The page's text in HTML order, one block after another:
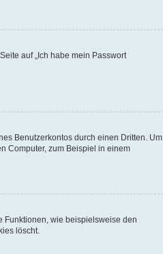
auf „Ich habe mein Passwort
Benutzerkontos durch einen Dritten. Um
Computer, zum Beispiel in einem
Funktionen, wie beispielsweise den
löscht.